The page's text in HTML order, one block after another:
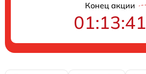
Конец акции
01:13:40